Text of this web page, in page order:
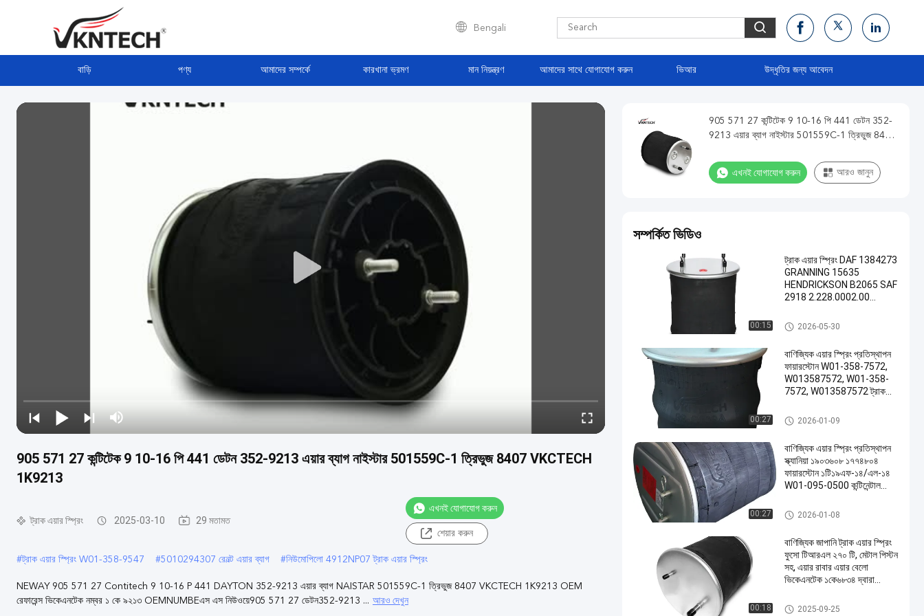
Bengali
বাড়ি পণ্য আমাদের সম্পর্কে কারখানা ভ্রমণ মান নিয়ন্ত্রণ আমাদের সাথে যোগাযোগ করুন ভিআর উদ্ধৃতির জন্য আবেদন
905 571 27 কন্টিটেক 9 10-16 পি 441 ডেটন 352-9213 এয়ার ব্যাগ নাইস্টার 501559C-1 ত্রিভুজ 8407 VKCTECH
1K9213
ট্রাক এয়ার স্প্রিং 2025-03-10 29 মতামত
এখনই যোগাযোগ করুন
শেয়ার করুন
#ট্রাক এয়ার স্প্রিং W01-358-9547 #5010294307 রেনল্ট এয়ার ব্যাগ #নিউমোপিলো 4912NP07 ট্রাক এয়ার স্প্রিং
NEWAY 905 571 27 Contitech 9 10-16 P 441 DAYTON 352-9213 এয়ার ব্যাগ NAISTAR 501559C-1 ত্রিভুজ 8407 VKCTECH 1K9213 OEM
রেফারেন্স ভিকেএনটেক নম্বর ১ কে ৯২১৩ OEMNUMBEএস এস নিউওয়ে905 571 27 ডেটন352-9213 ... আরও দেখুন
905 571 27 কন্টিটেক 9 10-16 পি 441 ডেটন 352-
9213 এয়ার ব্যাগ নাইস্টার 501559C-1 ত্রিভুজ 8407
এখনই যোগাযোগ করুন আরও জানুন
সম্পর্কিত ভিডিও
00:15
ট্রাক এয়ার স্প্রিং DAF 1384273
GRANNING 15635
HENDRICKSON B2065 SAF
2918 2.228.0002.00
ফায়ারস্টোন W01-M58-6345
W01-M58-8775 গুডইয়ার
1K6345 দ্বারা প্রতিস্থাপিত
ট্রাক এয়ার স্প্রিং
2026-05-30
00:27
বাণিজ্যিক এয়ার স্প্রিং প্রতিস্থাপন
ফায়ারস্টোন W01-358-7572,
W013587572, W01-358-
7572, W013587572 ট্রাক
W01-M58-7572,
W01M587572, W01-M58-
ট্রাক এয়ার স্প্রিং
2026-01-09
00:27
বাণিজ্যিক এয়ার স্প্রিং প্রতিস্থাপন
স্ক্যানিয়া ১৯০৩৬০৮ ১৭৭৪৮০৪
ফায়ারস্টোন ১টি১৯এফ-১৪/এল-১৪
W01-095-0500 কন্টিনেন্টাল
গোম্মা ১টি১৯ই-৯৩ ফিনিক্স
১ডি২৮এইচ১৬ ফায়ারস্টোন W01
ট্রাক এয়ার স্প্রিং
2026-01-08
00:18
বাণিজ্যিক জাপানি ট্রাক এয়ার স্প্রিং
ফুসো টিআরএল ২৭০ টি, মেটাল পিস্টন
সহ, এয়ার রাবার এয়ার বেলো
ভিকেএনটেক ১কে৬৮৩৪ দ্বারা
ট্রাক এয়ার স্প্রিং
2025-09-25